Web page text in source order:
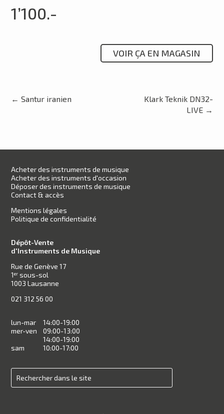
1’100.-
VOIR ÇA EN MAGASIN
←Santur iranien
Klark Teknik DN32-
LIVE →
Acheter des instruments de musique
Acheter des instruments d'occasion
Déposer des instruments de musique
Contact & accès
Mentions légales
Politique de confidentialité
Dépôt-Vente
d'Instruments de Musique
Rue de Genève 17
1er sous-sol
1003 Lausanne
021 312 56 00
lun-mar
14:00-19:00
mer-ven
09:00-13:00
14:00-19:00
sam
10:00-17:00